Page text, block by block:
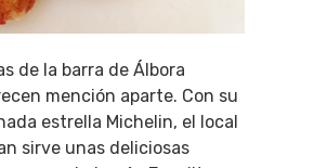
de la barra de Álbora
mención aparte. Con su
estrella Michelin, el local
sirve unas deliciosas